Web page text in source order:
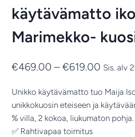
käytävämatto
Marimekko-
€469.00 – €619.00
-
€619.00
Sis. alv
Unikko käytävämatto tuo Maija
unikkokuosin eteiseen ja
% villa, 2 kokoa, liukumaton pohja.
✅ Rahtivapaa toimitus